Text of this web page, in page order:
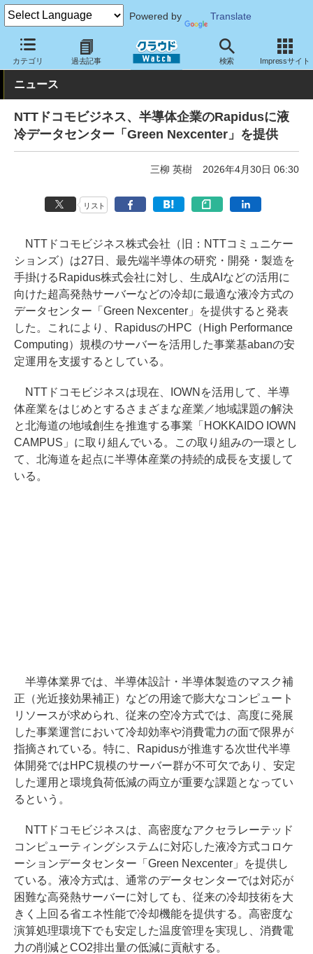
Powered by Translate
カテゴリ 過去記事 検索 Impressサイト
クラウド Watch ハード・インフラ データセンター
ニュース
NTTドコモビジネス、半導体企業のRapidusに液
冷データセンター「Green Nexcenter」を提供
三柳 英樹 2026年4月30日 06:30
リスト
NTTドコモビジネス株式会社（旧：NTTコミュニケー
ションズ）は27日、最先端半導体の研究・開発・製造を
手掛けるRapidus株式会社に対し、生成AIなどの活用に
向けた超高発熱サーバーなどの冷却に最適な液冷方式の
データセンター「Green Nexcenter」を提供すると発表
した。これにより、RapidusのHPC（High Performance
Computing）規模のサーバーを活用した事業基abanの安
定運用を支援するとしている。
NTTドコモビジネスは現在、IOWNを活用して、半導
体産業をはじめとするさまざまな産業／地域課題の解決
と北海道の地域創生を推進する事業「HOKKAIDO IOWN
CAMPUS」に取り組んでいる。この取り組みの一環とし
て、北海道を起点に半導体産業の持続的成長を支援して
いる。
半導体業界では、半導体設計・半導体製造のマスク補
正（光近接効果補正）などの用途で膨大なコンピュート
リソースが求められ、従来の空冷方式では、高度に発展
した事業運営において冷却効率や消費電力の面で限界が
指摘されている。特に、Rapidusが推進する次世代半導
体開発ではHPC規模のサーバー群が不可欠であり、安定
した運用と環境負荷低減の両立が重要な課題となってい
るという。
NTTドコモビジネスは、高密度なアクセラレーテッド
コンピューティングシステムに対応した液冷方式コロケ
ーションデータセンター「Green Nexcenter」を提供し
ている。液冷方式は、通常のデータセンターでは対応が
困難な高発熱サーバーに対しても、従来の冷却技術を大
きく上回る省エネ性能で冷却機能を提供する。高密度な
演算処理環境下でも安定した温度管理を実現し、消費電
力の削減とCO2排出量の低減に貢献する。